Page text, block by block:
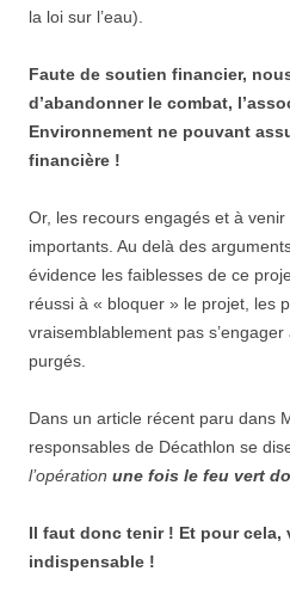
la loi sur l’eau).
Faute de soutien financier,
d’abandonner le combat,
Environnement ne pouvant
financière !
Or, les recours engagés et à
importants. Au delà des
évidence les faiblesses de ce
réussi à « bloquer » le projet, les
vraisemblablement pas
purgés.
Dans un article récent paru dans
responsables de Décathlon se
l’opération une fois le feu vert
Il faut donc tenir ! Et pour cela,
indispensable !